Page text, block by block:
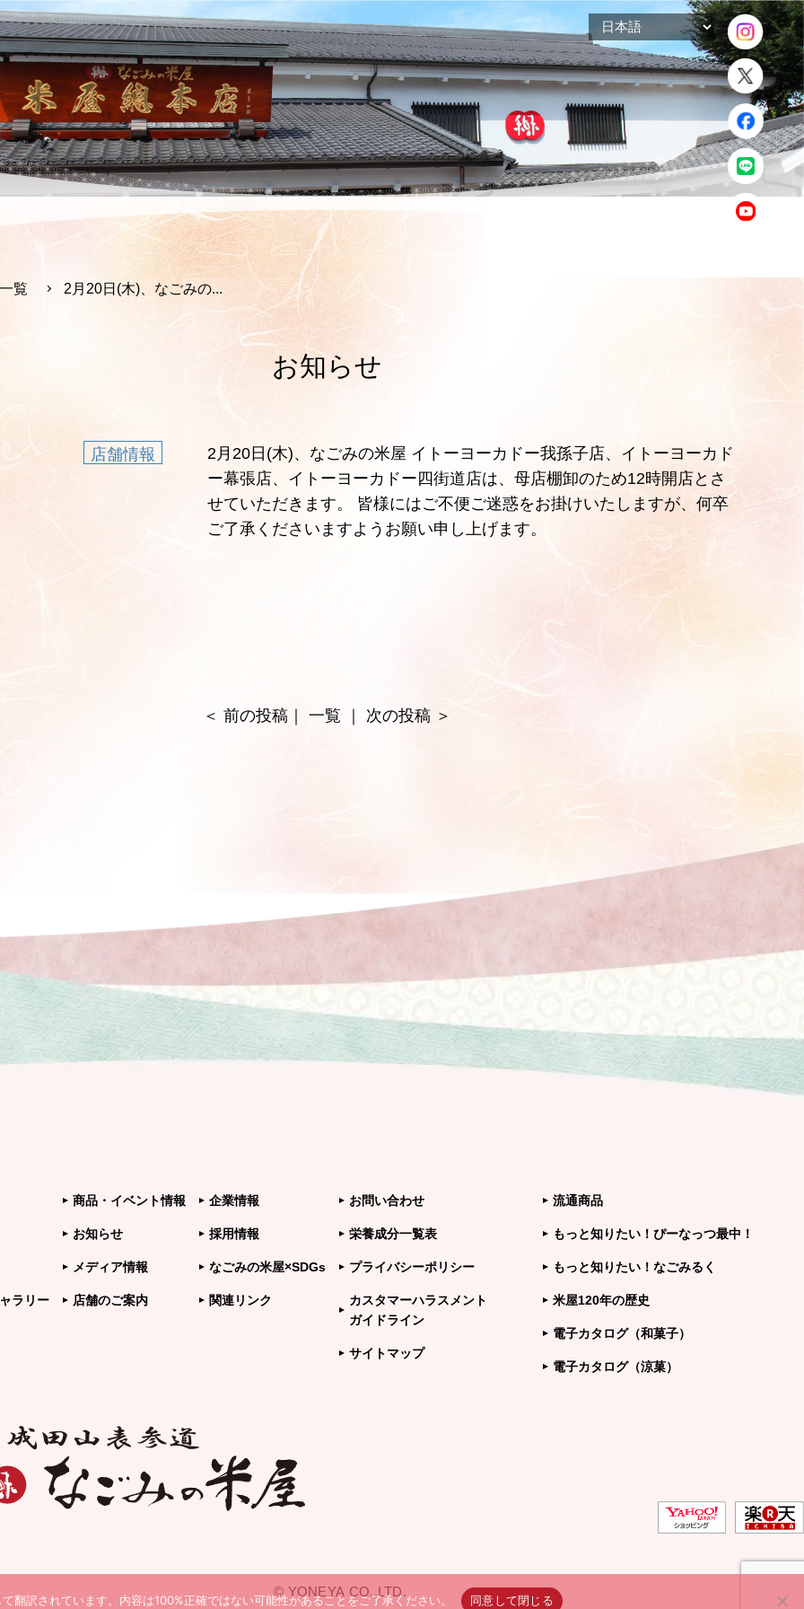
覧 2月20日(木)、なごみの...
お知らせ
店舗情報
2月20日(木)、なごみの米屋 イトーヨーカドー我孫子店、イトーヨーカド
ー幕張店、イトーヨーカドー四街道店は、母店棚卸のため12時開店とさ
せていただきます。 皆様にはご不便ご迷惑をお掛けいたしますが、何卒
ご了承くださいますようお願い申し上げます。
＜ 前の投稿｜ 一覧 次の投稿＞
ラリー
商品・イベント情報
お知らせ
メディア情報
店舗のご案内
企業情報
採用情報
なごみの米屋×SDGs
関連リンク
お問い合わせ
栄養成分一覧表
プライバシーポリシー
カスタマーハラスメント
ガイドライン
サイトマップ
流通商品
もっと知りたい！ぴーなっつ最中！
もっと知りたい！なごみるく
米屋120年の歴史
電子カタログ（和菓子）
電子カタログ（涼菓）
© YONEYA CO.,LTD.
翻訳されています。内容は100%正確ではない可能性があることをご了承ください。 同意して閉じる